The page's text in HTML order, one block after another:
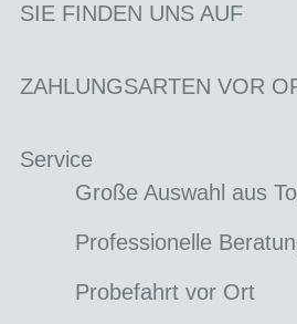
SIE FINDEN UNS AUF
ZAHLUNGSARTEN VOR
Service
Große Auswahl aus
Professionelle
Probefahrt vor Ort